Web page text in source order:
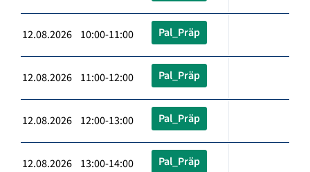
12.08.2026 10:00-11:00 Pal_Präp
12.08.2026 11:00-12:00 Pal_Präp
12.08.2026 12:00-13:00 Pal_Präp
12.08.2026 13:00-14:00 Pal_Präp